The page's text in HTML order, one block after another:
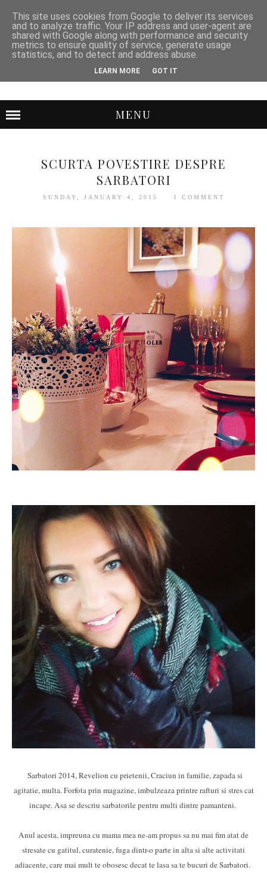
MENU
SCURTA POVESTIRE DESPRE
SARBATORI
SUNDAY, JANUARY 4, 2015 1 COMMENT
Sarbatori 2014, Revelion cu prietenii, Craciun in familie, zapada si
agitatie, multa. Forfota prin magazine, imbulzeaza printre rafturi si stres cat
incape. Asa se descriu sarbatorile pentru multi dintre pamanteni.
Anul acesta, impreuna cu mama mea ne-am propus sa nu mai fim atat de
stresate cu gatitul, curatenie, fuga dintr-o parte in alta si alte activitati
adiacente, care mai mult te obosesc decat te lasa sa te bucuri de Sarbatori.
This site uses cookies from Google to deliver its services
and to analyze traffic. Your IP address and user-agent are
shared with Google along with performance and security
metrics to ensure quality of service, generate usage
statistics, and to detect and address abuse.
LEARN MORE GOT IT